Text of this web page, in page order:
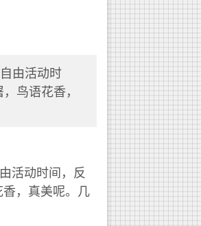
由活动时
鸟语花香，
活动时间，反
，真美呢。几